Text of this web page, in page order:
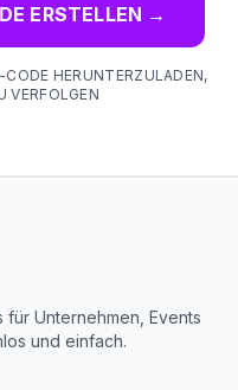
ERSTELLEN →
HERUNTERZULADEN,
VERFOLGEN
Unternehmen, Events
und einfach.